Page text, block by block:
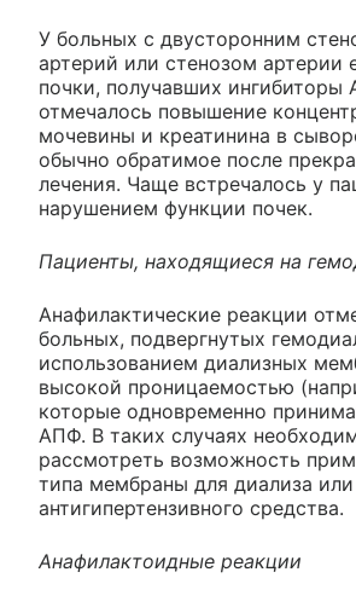
У больных с двусторонним
артерий или стенозом артерии
почки, получавших ингибиторы
отмечалось повышение
мочевины и креатинина в
обычно обратимое после
лечения. Чаще встречалось у
нарушением функции почек.
Пациенты, находящиеся на
Анафилактические реакции
больных, подвергнутых
использованием диализных
высокой проницаемостью
которые одновременно
АПФ. В таких случаях
рассмотреть возможность
типа мембраны для диализа или
антигипертензивного средства.
Анафилактоидные реакции